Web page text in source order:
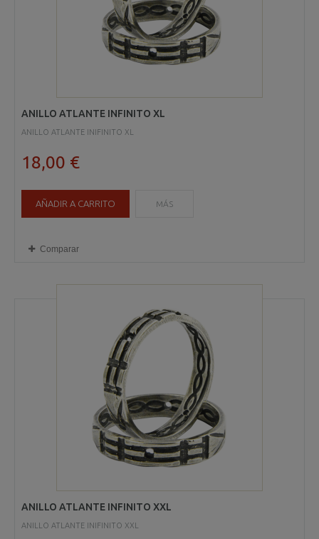
ANILLO ATLANTE INFINITO XL
ANILLO ATLANTE INIFINITO XL
18,00 €
AÑADIR A CARRITO MÁS
Comparar
ANILLO ATLANTE INFINITO XXL
ANILLO ATLANTE INIFINITO XXL